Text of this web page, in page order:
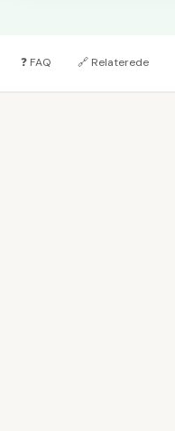
❓ FAQ 🔗 Relaterede